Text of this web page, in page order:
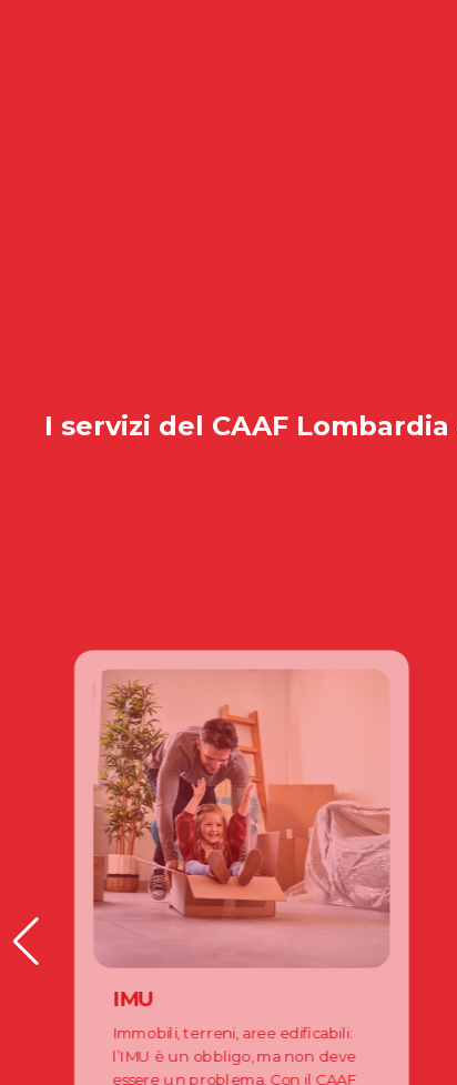
I servizi del CAAF Lombardia
IMU
Immobili, terreni, aree edificabili:
l’IMU è un obbligo, ma non deve
essere un problema. Con il CAAF